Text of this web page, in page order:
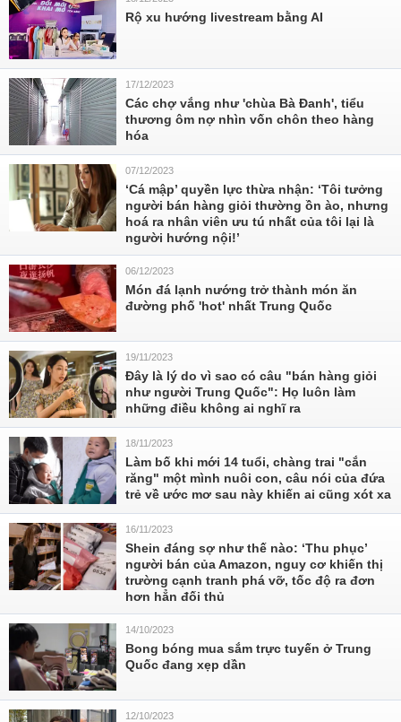
Rộ xu hướng livestream bằng AI
17/12/2023
Các chợ vắng như 'chùa Bà Đanh', tiểu
thương ôm nợ nhìn vốn chôn theo hàng
hóa
07/12/2023
‘Cá mập’ quyền lực thừa nhận: ‘Tôi tưởng
người bán hàng giỏi thường ồn ào, nhưng
hoá ra nhân viên ưu tú nhất của tôi lại là
người hướng nội!’
06/12/2023
Món đá lạnh nướng trở thành món ăn
đường phố 'hot' nhất Trung Quốc
19/11/2023
Đây là lý do vì sao có câu "bán hàng giỏi
như người Trung Quốc": Họ luôn làm
những điều không ai nghĩ ra
18/11/2023
Làm bố khi mới 14 tuổi, chàng trai "cắn
răng" một mình nuôi con, câu nói của đứa
trẻ về ước mơ sau này khiến ai cũng xót xa
16/11/2023
Shein đáng sợ như thế nào: ‘Thu phục’
người bán của Amazon, nguy cơ khiến thị
trường cạnh tranh phá vỡ, tốc độ ra đơn
hơn hẳn đối thủ
14/10/2023
Bong bóng mua sắm trực tuyến ở Trung
Quốc đang xẹp dần
12/10/2023